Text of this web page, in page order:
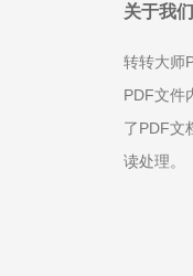
关于我们
转转大师
PDF文件
了PDF文
读处理。